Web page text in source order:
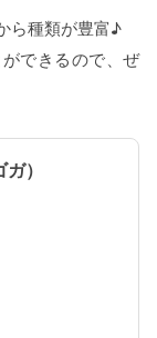
ら種類が豊富♪
できるので、ぜ
）